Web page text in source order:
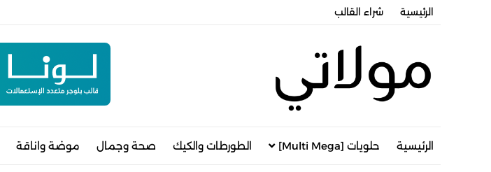
الرئيسية شراء القالب
الرئيسية حلويات [Multi Mega] الطورطات والكيك صحة وجمال موضة واناقة